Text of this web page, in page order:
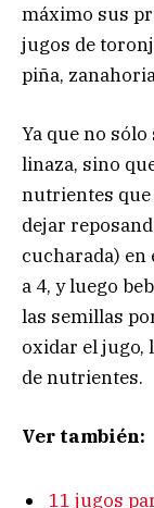
máximo sus
jugos de
piña,
Ya que no
linaza, sino
nutrientes que
dejar
cucharada)
a 4, y luego
las semillas
oxidar el jugo,
de nutrientes.
Ver también:
11 jugos